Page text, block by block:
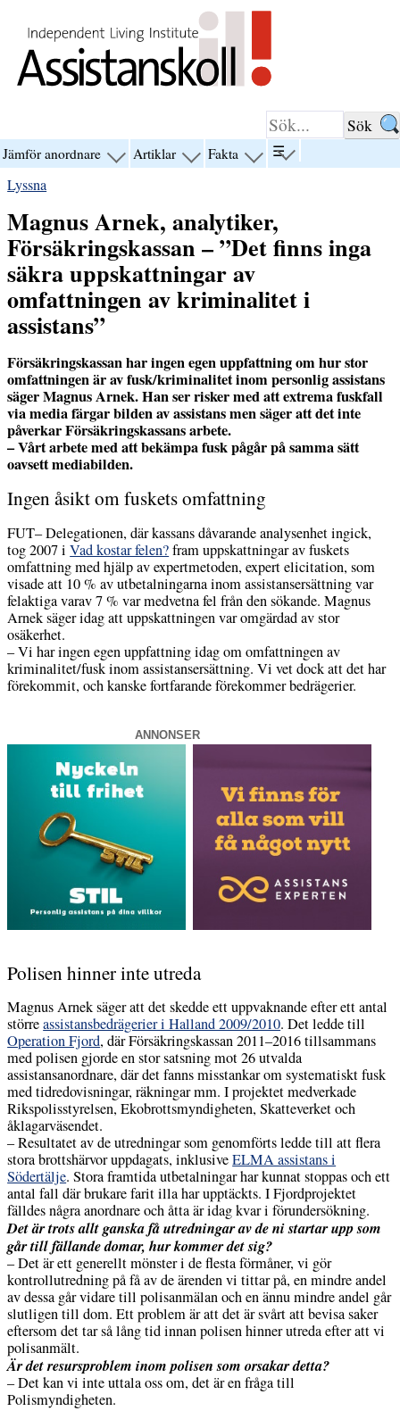
Jämför anordnare visa
anordnare”
Artiklar visa Fakta visa
☰visa
menyn
Lyssna
Magnus Arnek, analytiker,
Försäkringskassan – ”Det finns inga
säkra uppskattningar av
omfattningen av kriminalitet i
assistans”
Försäkringskassan har ingen egen uppfattning om hur stor
omfattningen är av fusk/kriminalitet inom personlig assistans
säger Magnus Arnek. Han ser risker med att extrema fuskfall
via media färgar bilden av assistans men säger att det inte
påverkar Försäkringskassans arbete.
–Vårt arbete med att bekämpa fusk pågår på samma sätt
oavsett mediabilden.
Ingen åsikt om fuskets omfattning
FUT– Delegationen, där kassans dåvarande analysenhet ingick,
tog 2007 iVad kostar felen?fram uppskattningar av fuskets
omfattning med hjälp av expertmetoden, expert elicitation, som
visade att 10 % av utbetalningarna inom assistansersättning var
felaktiga varav 7 % var medvetna fel från den sökande. Magnus
Arnek säger idag att uppskattningen var omgärdad av stor
osäkerhet.
– Vi har ingen egen uppfattning idag om omfattningen av
kriminalitet/fusk inom assistansersättning. Vi vet dock att det har
förekommit, och kanske fortfarande förekommer bedrägerier.
ANNONSER
Polisen hinner inte utreda
Magnus Arnek säger att det skedde ett uppvaknande efter ett antal
störreassistansbedrägerier i Halland 2009/2010. Det ledde till
Operation Fjord, där Försäkringskassan 2011–2016 tillsammans
med polisen gjorde en stor satsning mot 26 utvalda
assistansanordnare, där det fanns misstankar om systematiskt fusk
med tidredovisningar, räkningar mm. I projektet medverkade
Rikspolisstyrelsen, Ekobrottsmyndigheten, Skatteverket och
åklagarväsendet.
– Resultatet av de utredningar som genomförts ledde till att flera
stora brottshärvor uppdagats, inklusiveELMA assistans i
Södertälje. Stora framtida utbetalningar har kunnat stoppas och ett
antal fall där brukare farit illa har upptäckts. I Fjordprojektet
fälldes några anordnare och åtta är idag kvar i förundersökning.
Det är trots allt ganska få utredningar av de ni startar upp som
går till fällande domar, hur kommer det sig?
– Det är ett generellt mönster i de flesta förmåner, vi gör
kontrollutredning på få av de ärenden vi tittar på, en mindre andel
av dessa går vidare till polisanmälan och en ännu mindre andel går
slutligen till dom. Ett problem är att det är svårt att bevisa saker
eftersom det tar så lång tid innan polisen hinner utreda efter att vi
polisanmält.
Är det resursproblem inom polisen som orsakar detta?
– Det kan vi inte uttala oss om, det är en fråga till
Polismyndigheten.